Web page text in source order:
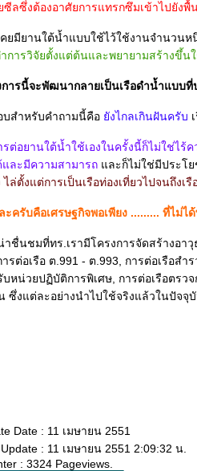
ซีลซึ่งต้องอาศัยการแทรกซึมเข้าไปยังพื้
คยมียานใต้น้ำแบบใช้ไว้ใช้งานจำนวน
ำการวิจัยตั้งแต่ต้นและพยายามสร้างขึ้น
ารนี้จะพัฒนากลายเป็นเรือดำน้ำแบบที่
บสำหรับคำถามนี้คือ ังไกลเกินฝันครับ
ต่อยานใต้น้ำใช้เองในครั้งนี้ก็ไม่ใช่ไร้ค
และมีความสามารถ ละก็ไม่ใช่มีประโ
ไล่ตั้งแต่การเป็นเรือท่องเที่ยวไปจนถึ
ครับคือเศรษฐกิจพอเพียง ......... ที่ไม่ไ
ชื่นชมที่ทร.เรามีโครงการจัดสร้างอาวุ
ารต่อเรือ ต.991 - ต.993, การต่อเรือส
บหน่วยปฏิบัติการพิเศษ, การต่อเรือตร
ซึ่งแต่ละอย่างนำไปใช้จริงแล้วในปัจจุ
Date : 11 เมษายน 2551
: 11 เมษายน 2551 2:09:32 น.
: 3324 Pageviews.